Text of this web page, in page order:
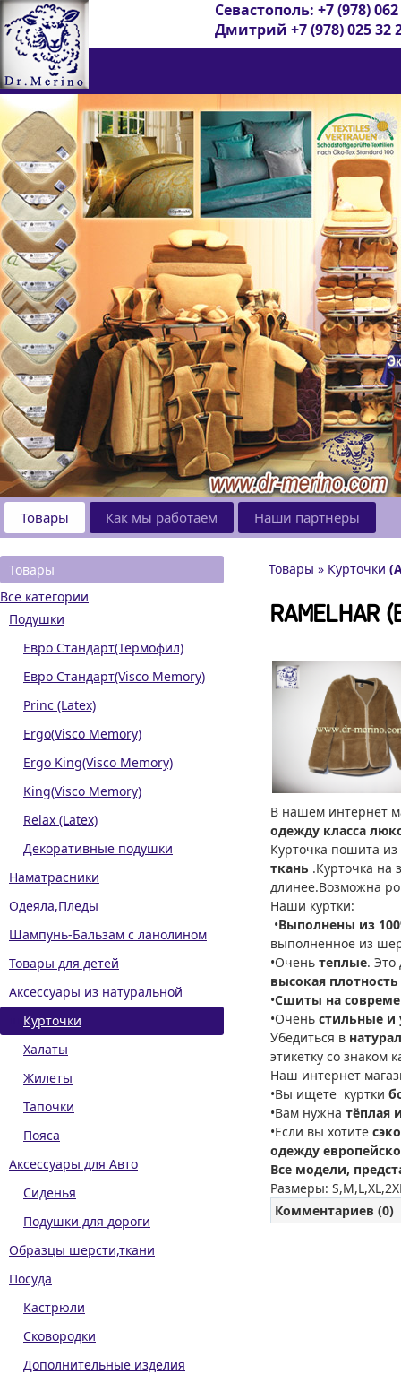
Севастополь: +7 (978)
Дмитрий +7 (978) 025 32
Товары Как мы работаем Наши партнеры
Товары
Все категории
Подушки
Евро Стандарт(Термофил)
Евро Стандарт(Visco Memory)
Princ (Latex)
Ergo(Visco Memory)
Ergo King(Visco Memory)
King(Visco Memory)
Relax (Latex)
Декоративные подушки
Наматрасники
Одеяла,Пледы
Шампунь-Бальзам с ланолином
Товары для детей
Аксессуары из натуральной
шерсти
Курточки
Халаты
Жилеты
Тапочки
Пояса
Аксессуары для Авто
Сиденья
Подушки для дороги
Образцы шерсти,ткани
Посуда
Кастрюли
Сковородки
Дополнительные изделия
Товары » Курточки
RAMELHAR
В нашем интернет
одежду класса
Курточка пошита
ткань .Курточка на
длинее.Возможна
Наши куртки:
•Выполнены из
выполненное из
•Очень теплые. Это
высокая
•Сшиты на
•Очень стильные и
Убедиться в
этикетку со знаком
Наш интернет
•Вы ищете куртки
•Вам нужна тёплая
•Если вы хотите
одежду
Все модели,
Размеры:
Комментариев (0)